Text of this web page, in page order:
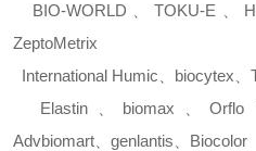
BIO-WORLD 、TOKU-E
ZeptoMetrix
International Humic
biocytex
Elastin
biomax Orflo
Advbiomart
genlantis
Biocolor